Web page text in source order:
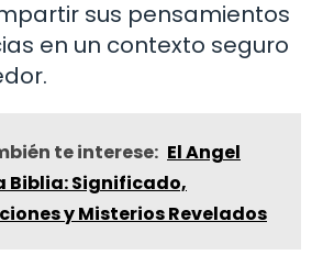
sus pensamientos
en un contexto seguro
te interese: El Angel
Biblia: Significado,
y Misterios Revelados